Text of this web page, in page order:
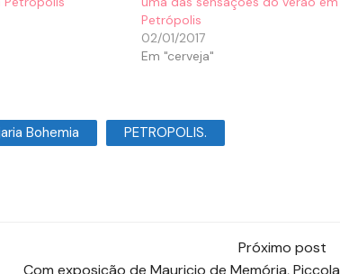
Petrópolis
02/01/2017
Em "cerveja"
Bohemia
PETROPOLIS.
Próximo post
Com exposição de Mauricio de Memória, Piccola